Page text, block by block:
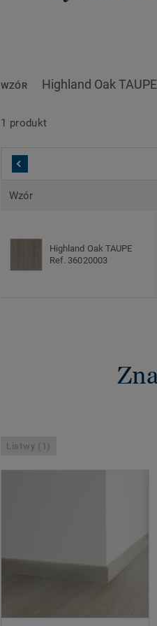
WZÓR Highland Oak TAUPE
1 produkt
Wzór
Highland Oak TAUPE
Ref. 36020003
Listwy (1)